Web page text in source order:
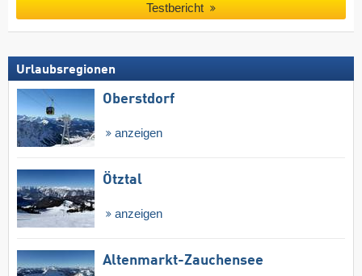
Testbericht
Urlaubsregionen
Oberstdorf
anzeigen
Ötztal
anzeigen
Altenmarkt-Zauchensee